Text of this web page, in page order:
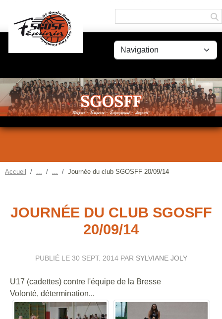
Accueil Journée du club SGOSFF 20/09/14
JOURNÉE DU CLUB SGOSFF
20/09/14
PUBLIÉ LE 30 SEPT. 2014PAR SYLVIANE JOLY
U17 (cadettes) contre l'équipe de la Bresse
Volonté, détermination...